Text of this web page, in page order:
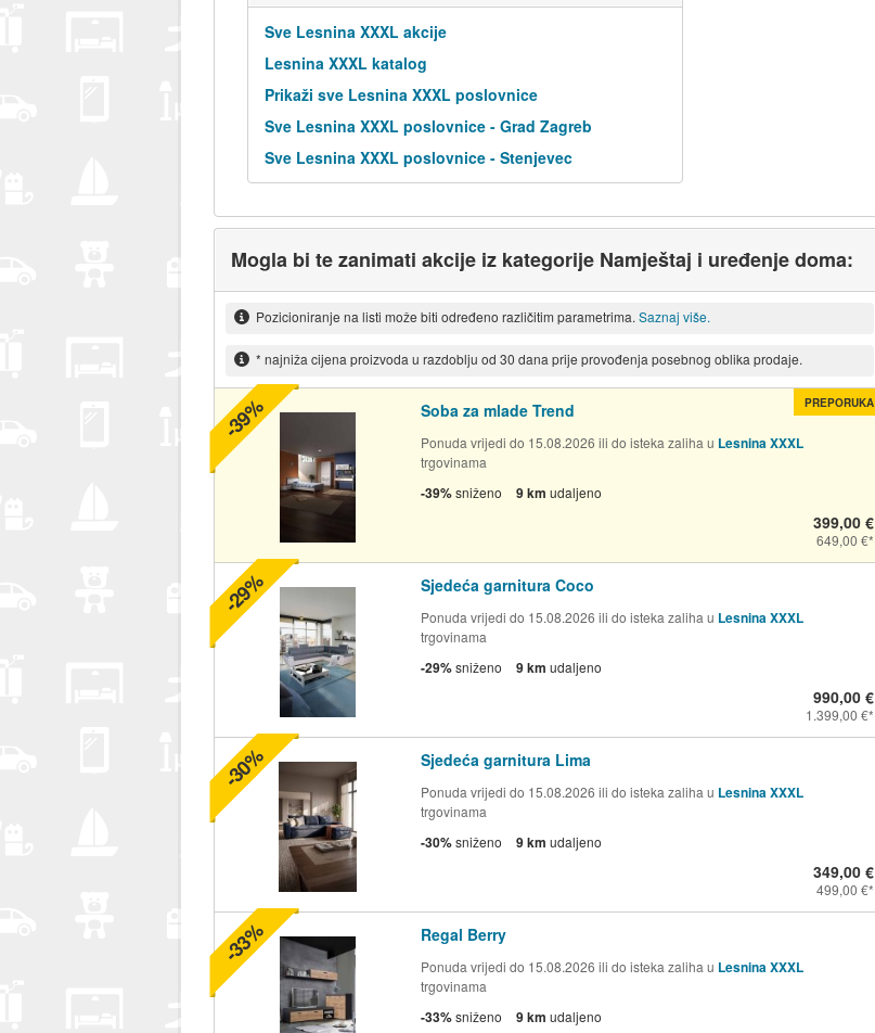
Sve Lesnina XXXL akcije
Lesnina XXXL katalog
Prikaži sve Lesnina XXXL poslovnice
Sve Lesnina XXXL poslovnice - Grad Zagreb
Sve Lesnina XXXL poslovnice - Stenjevec
Mogla bi te zanimati akcije iz kategorije Namještaj i uređenje doma:
Pozicioniranje na listi može biti određeno različitim parametrima. Saznaj više.
* najniža cijena proizvoda u razdoblju od 30 dana prije provođenja posebnog oblika prodaje.
Soba za mlade Trend
Ponuda vrijedi do 15.08.2026 ili do isteka zaliha u Lesnina XXXL
trgovinama
-39%sniženo 9 km udaljeno
399,00 €
649,00 €
PREPORUKA
-39%
Sjedeća garnitura Coco
Ponuda vrijedi do 15.08.2026 ili do isteka zaliha u Lesnina XXXL
trgovinama
-29%sniženo 9 km udaljeno
990,00 €
1.399,00 €
-29%
Sjedeća garnitura Lima
Ponuda vrijedi do 15.08.2026 ili do isteka zaliha u Lesnina XXXL
trgovinama
-30%sniženo 9 km udaljeno
349,00 €
499,00 €
-30%
Regal Berry
Ponuda vrijedi do 15.08.2026 ili do isteka zaliha u Lesnina XXXL
trgovinama
-33%sniženo 9 km udaljeno
-33%